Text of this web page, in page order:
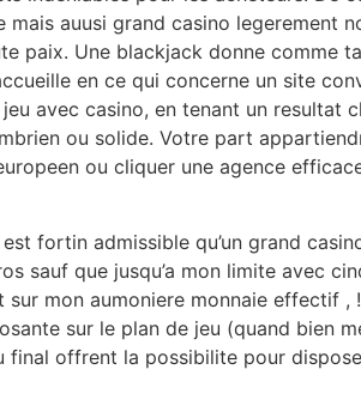
auusi grand casino legerement
paix. Une blackjack donne comme
en ce qui concerne un site
avec casino, en tenant un resultat
ou solide. Votre part
ou cliquer une agence
fortin admissible qu’un grand
sauf que jusqu’a mon limite avec
mon aumoniere monnaie effectif
sur le plan de jeu (quand bien
offrent la possibilite pour